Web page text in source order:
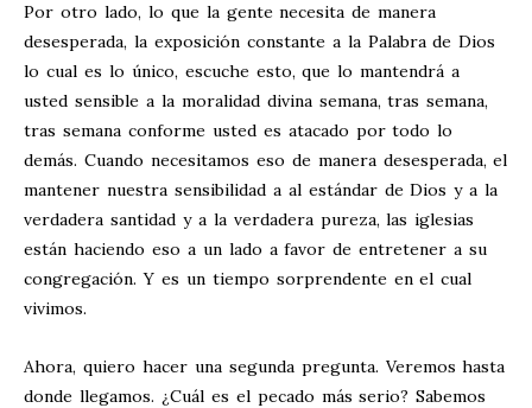
Por otro lado, lo que la gente necesita de manera
desesperada, la exposición constante a la Palabra de Dios
lo cual es lo único, escuche esto, que lo mantendrá a
usted sensible a la moralidad divina semana, tras semana,
tras semana conforme usted es atacado por todo lo
demás. Cuando necesitamos eso de manera desesperada, el
mantener nuestra sensibilidad a al estándar de Dios y a la
verdadera santidad y a la verdadera pureza, las iglesias
están haciendo eso a un lado a favor de entretener a su
congregación. Y es un tiempo sorprendente en el cual
vivimos.
Ahora, quiero hacer una segunda pregunta. Veremos hasta
donde llegamos. ¿Cuál es el pecado más serio? Sabemos